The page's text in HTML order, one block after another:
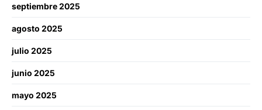
septiembre 2025
agosto 2025
julio 2025
junio 2025
mayo 2025